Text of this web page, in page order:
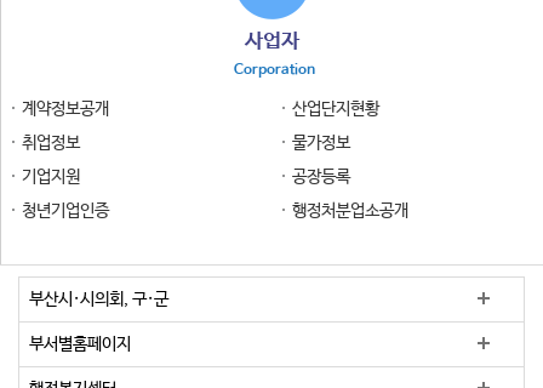
사업자
Corporation
계약정보공개
산업단지현황
취업정보
물가정보
기업지원
공장등록
청년기업인증
행정처분업소공개
부산시·시의회, 구·군
부서별홈페이지